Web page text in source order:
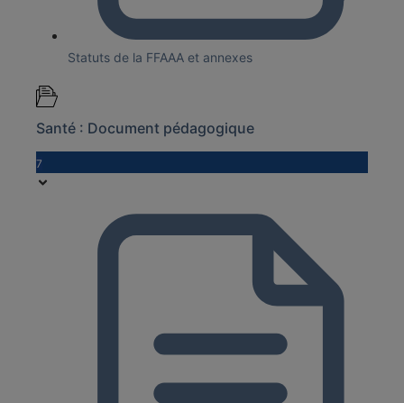
Statuts de la FFAAA et annexes
Santé : Document pédagogique
7